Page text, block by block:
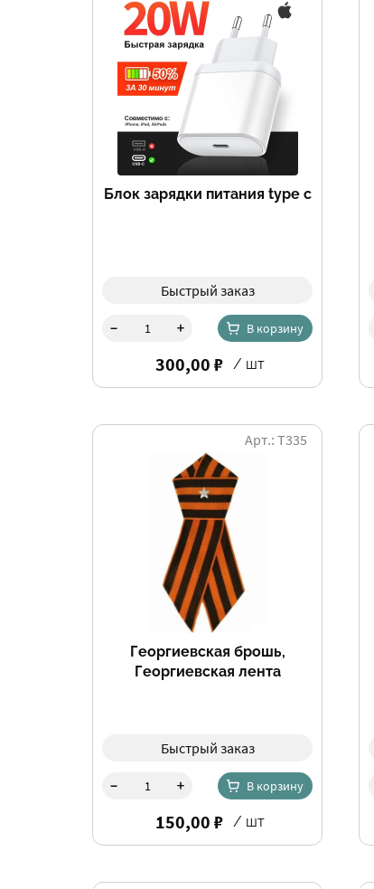
Блок зарядки питания type c
Быстрый заказ
- + В корзину
300,00 ₽ / шт
Георгиевская брошь,
Георгиевская лента
Арт.: Т335
Быстрый заказ
- + В корзину
150,00 ₽ / шт